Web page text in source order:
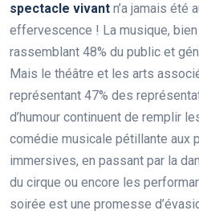
spectacle vivant n’a jamais été
effervescence ! La musique,
rassemblant 48% du public et
Mais le théâtre et les arts
représentant 47% des
d’humour continuent de remplir
comédie musicale pétillante aux
immersives, en passant par la
du cirque ou encore les
soirée est une promesse